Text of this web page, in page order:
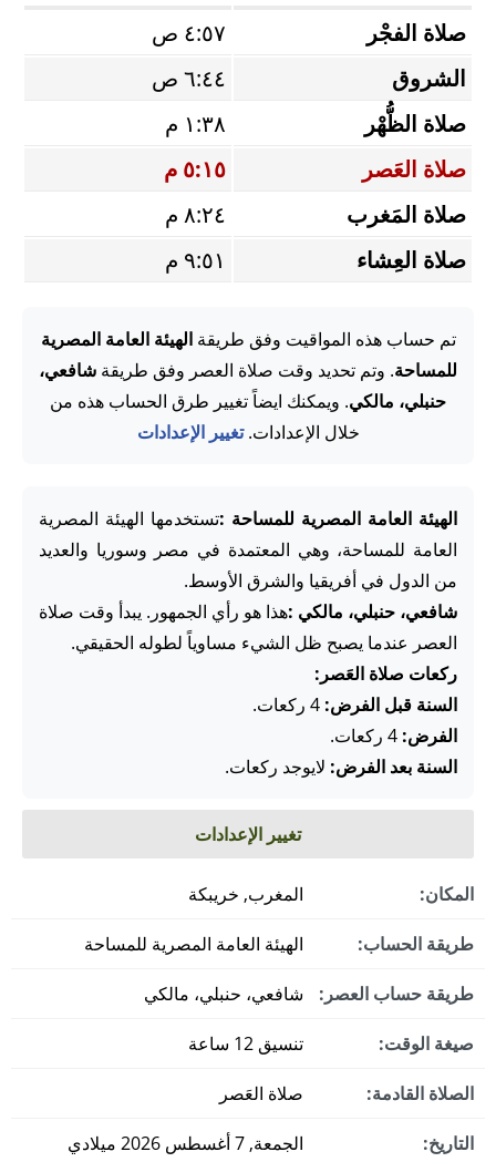
صلاة الفجْر
٤:٥٧ ص
الشروق
٦:٤٤ ص
صلاة الظُّهْر
١:٣٨ م
صلاة العَصر
٥:١٥ م
صلاة المَغرب
٨:٢٤ م
صلاة العِشاء
٩:٥١ م
تم حساب هذه المواقيت وفق طريقةالهيئة العامة المصرية
للمساحة. وتم تحديد وقت صلاة العصر وفق طريقة شافعي،
حنبلي، مالكي. ويمكنك ايضاً تغيير طرق الحساب هذه من
خلال الإعدادات.تغيير الإعدادات
الهيئة العامة المصرية للمساحة :تستخدمها الهيئة المصرية
العامة للمساحة، وهي المعتمدة في مصر وسوريا والعديد
من الدول في أفريقيا والشرق الأوسط.
شافعي، حنبلي، مالكي :هذا هو رأي الجمهور. يبدأ وقت صلاة
العصر عندما يصبح ظل الشيء مساوياً لطوله الحقيقي.
ركعات صلاة العَصر:
السنة قبل الفرض:
الفرض:
السنة بعد الفرض: لايوجد ركعات.
تغيير الإعدادات
المكان: المغرب, خريبكة
طريقة الحساب: الهيئة العامة المصرية للمساحة
طريقة حساب العصر: شافعي، حنبلي، مالكي
صيغة الوقت: تنسيق 12 ساعة
الصلاة القادمة: صلاة العَصر
التاريخ: الجمعة, 7 أغسطس 2026 ميلادي